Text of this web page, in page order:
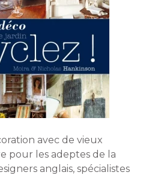
avec de vieux
pour les adeptes de la
anglais, spécialistes